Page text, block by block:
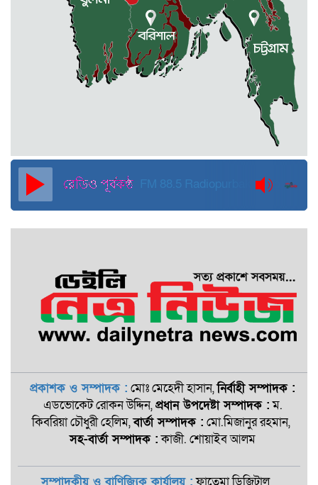
৩০ মেট্রিক টন চাল,একমুঠোও জোটেনি
ক্ষতিগ্রস্ত মানুষের ভাগ্যে
জুলাই ব্যবসা ও হাদি ব্যবসা চালু রাখতে
হবে: মাহমুদা মিতু
দুবাইয়ে কারাগার থেকে মুক্তি পেয়েছেন
পুলিশের সাবেক মহাপরিদর্শক বেনজীর
আহমেদ
FM 88.5 Radiopurbakantho
প্রকাশক ও সম্পাদক : মোঃ মেহেদী হাসান,নির্বাহী সম্পাদক :
এডভোকেট রোকন ‍উদ্দিন,প্রধান উপদেষ্টা সম্পাদক :ম.
কিবরিয়া চৌধুরী হেলিম,বার্তা সম্পাদক : মো.মিজানুর রহমান,
সহ-বার্তা সম্পাদক :কাজী. শোয়াইব আলম
সম্পাদকীয় ও বাণিজ্যিক কার্যালয় :ফাতেমা ডিজিটাল